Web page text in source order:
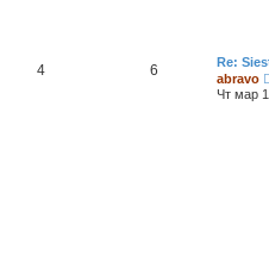
4 6
Re:
abravo
Чт мар